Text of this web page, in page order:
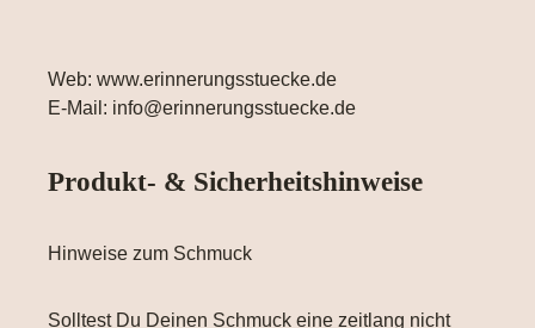
Web: www.erinnerungsstuecke.de
E-Mail: info@erinnerungsstuecke.de
Produkt- & Sicherheitshinweise
Hinweise zum Schmuck
Solltest Du Deinen Schmuck eine zeitlang nicht